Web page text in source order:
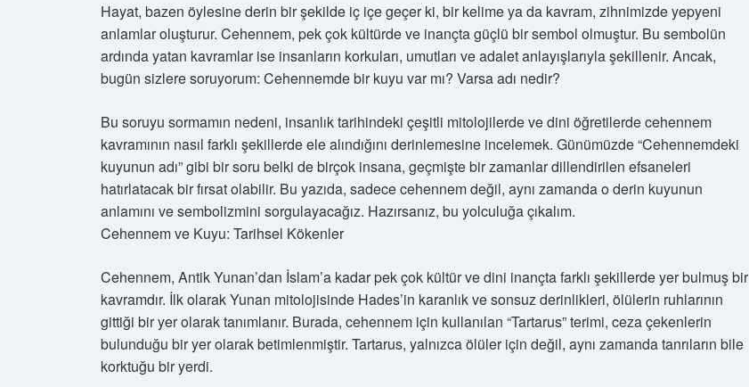
Hayat, bazen öylesine derin bir şekilde iç içe geçer ki, bir kelime ya da kavram, zihnimizde yepyeni
anlamlar oluşturur. Cehennem, pek çok kültürde ve inançta güçlü bir sembol olmuştur. Bu sembolün
ardında yatan kavramlar ise insanların korkuları, umutları ve adalet anlayışlarıyla şekillenir. Ancak,
bugün sizlere soruyorum: Cehennemde bir kuyu var mı? Varsa adı nedir?
Bu soruyu sormamın nedeni, insanlık tarihindeki çeşitli mitolojilerde ve dini öğretilerde cehennem
kavramının nasıl farklı şekillerde ele alındığını derinlemesine incelemek. Günümüzde “Cehennemdeki
kuyunun adı” gibi bir soru belki de birçok insana, geçmişte bir zamanlar dillendirilen efsaneleri
hatırlatacak bir fırsat olabilir. Bu yazıda, sadece cehennem değil, aynı zamanda o derin kuyunun
anlamını ve sembolizmini sorgulayacağız. Hazırsanız, bu yolculuğa çıkalım.
Cehennem ve Kuyu: Tarihsel Kökenler
Cehennem, Antik Yunan’dan İslam’a kadar pek çok kültür ve dini inançta farklı şekillerde yer bulmuş bir
kavramdır. İlk olarak Yunan mitolojisinde Hades’in karanlık ve sonsuz derinlikleri, ölülerin ruhlarının
gittiği bir yer olarak tanımlanır. Burada, cehennem için kullanılan “Tartarus” terimi, ceza çekenlerin
bulunduğu bir yer olarak betimlenmiştir. Tartarus, yalnızca ölüler için değil, aynı zamanda tanrıların bile
korktuğu bir yerdi.